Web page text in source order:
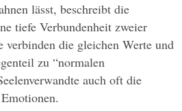
lässt, beschreibt die
tiefe Verbundenheit zweier
verbinden die gleichen Werte und
zu “normalen
auch oft die